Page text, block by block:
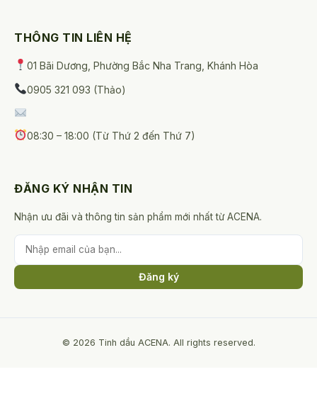
THÔNG TIN LIÊN HỆ
01 Bãi Dương, Phường Bắc Nha Trang, Khánh Hòa
0905 321 093 (Thảo)
08:30 – 18:00 (Từ Thứ 2 đến Thứ 7)
ĐĂNG KÝ NHẬN TIN
Nhận ưu đãi và thông tin sản phẩm mới nhất từ ACENA.
Đăng ký
© 2026 Tinh dầu ACENA. All rights reserved.